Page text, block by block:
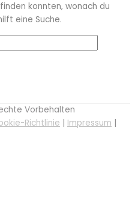
konnten, wonach du
eine Suche.
Vorbehalten
Richtlinie | Impressum |